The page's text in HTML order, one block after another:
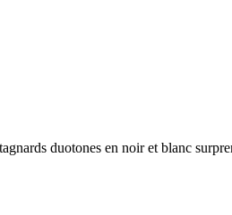
duotones en noir et blanc